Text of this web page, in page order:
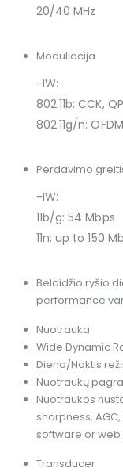
20/40 MHz
Moduliacija
-IW:
802.11b: CCK,
802.11g/n: OFDM
Perdavimo
-IW:
11b/g: 54 Mbps
11n: up to 150
Belaidžio ryšio
performance
Nuotrauka
Wide Dynamic
Diena/Naktis
Nuotraukų
Nuotraukos
sharpness,
software or
Transducer